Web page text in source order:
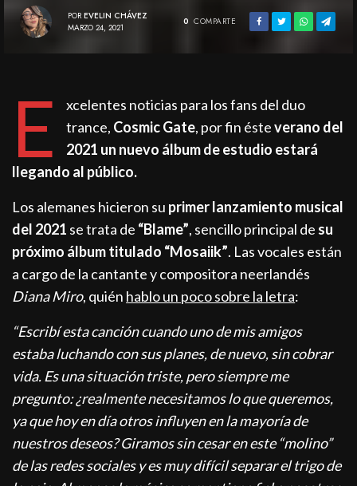
POR EVELIN CHÁVEZ
MARZO 24, 2021
0 COMPARTE
E
xcelentes noticias para los fans del duo
trance, Cosmic Gate, por fin ésteverano del
2021 un nuevo álbum de estudio estará
llegando al público.
Los alemanes hicieron su primer lanzamiento musical
del 2021 se trata de “Blame”, sencillo principal de su
próximo álbum titulado “Mosaiik”. Las vocales están
a cargo de la cantante y compositora neerlandés
Diana Miro, quién hablo un poco sobre la letra:
“Escribí esta canción cuando uno de mis amigos
estaba luchando con sus planes, de nuevo, sin cobrar
vida. Es una situación triste, pero siempre me
pregunto: ¿realmente necesitamos lo que queremos,
ya que hoy en día otros influyen en la mayoría de
nuestros deseos? Giramos sin cesar en este “molino”
de las redes sociales y es muy difícil separar el trigo de